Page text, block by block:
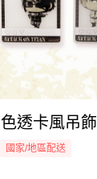
透卡風吊飾
國家/地區配送